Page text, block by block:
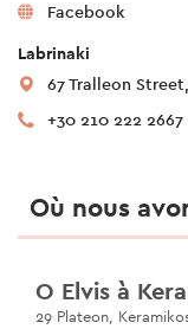
Facebook
Labrinaki
67 Tralleon
+30 210 222 2667
Où nous
O Elvis à
29 Plateon,